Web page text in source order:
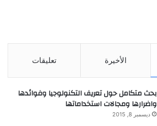
الأخيرة تعليقات
بحث متكامل حول تعريف التكنولوجيا وفوائدها
واضرارها ومجالات استخداماتها
ديسمبر 8, 2015